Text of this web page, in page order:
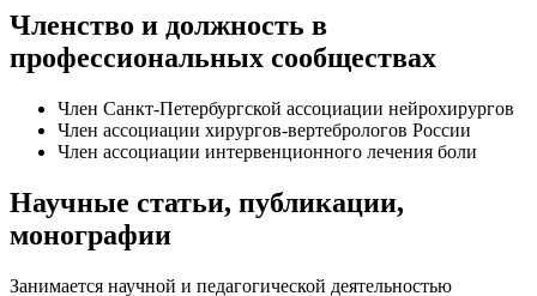
Членство и должность в
профессиональных сообществах
Член Санкт-Петербургской ассоциации нейрохирургов
Член ассоциации хирургов-вертебрологов России
Член ассоциации интервенционного лечения боли
Научные статьи, публикации,
монографии
Занимается научной и педагогической деятельностью